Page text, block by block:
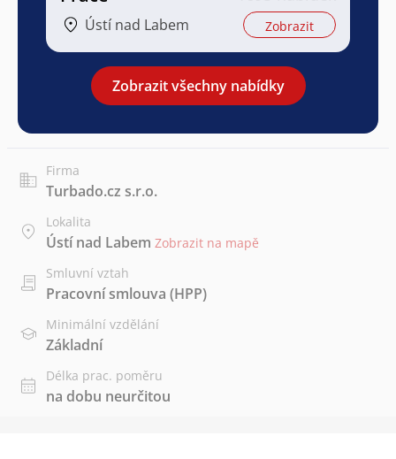
Ústí nad Labem Zobrazit
Zobrazit všechny nabídky
Firma
Turbado.cz s.r.o.
Lokalita
Ústí nad Labem Zobrazit na mapě
Smluvní vztah
Pracovní smlouva (HPP)
Minimální vzdělání
Základní
Délka prac. poměru
na dobu neurčitou